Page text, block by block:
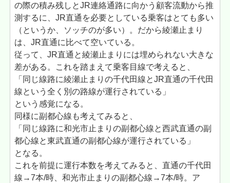
の際の積み残しとJR連絡通路に向かう顧客流動から推
測するに、JR直通を必要としている乗客はとても多い
（というか、ソッチのが多い）。だから綾瀬止まり
は、JR直通に比べて空いている。
従って、JR直通と綾瀬止まりには埋められない大きな
差がある。これを踏まえて乗客目線で考えると、
「同じ線路に綾瀬止まりの千代田線とJR直通の千代田
線という全く別の路線が運行されている」
という感覚になる。
同様に副都心線も考えてみると、
「同じ線路に和光市止まりの副都心線と西武直通の副
都心線と東武直通の副都心線が運行されている」
となる。
これを前提に運行本数を考えてみると、直通の千代田
線→7本/時、和光市止まりの副都心線→7本/時。ア